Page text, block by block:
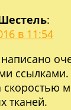
:
в 11:54
ссылками.
тканей.